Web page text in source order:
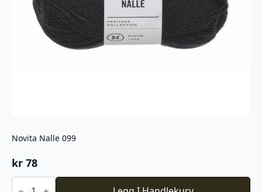
Novita Nalle 099
kr 78
Novita